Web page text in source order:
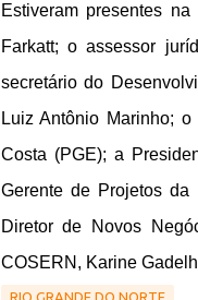
Estiveram presentes
Farkatt; o assessor
secretário do
Luiz Antônio Marinho;
Costa (PGE); a
Gerente de Projetos
Diretor de Novos
COSERN, Karine
RIO GRANDE DO NORTE